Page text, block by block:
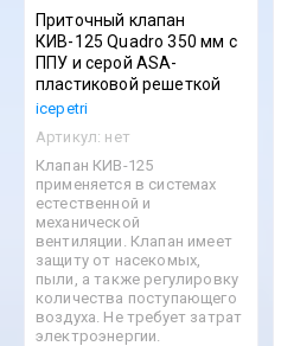
Приточный клапан
КИВ-125 Quadro 350 мм с
ППУ и серой ASA-
пластиковой решеткой
icepetri
Артикул: нет
Клапан КИВ-125
применяется в системах
естественной и
механической
вентиляции. Клапан имеет
защиту от насекомых,
пыли, а также регулировку
количества поступающего
воздуха. Не требует затрат
электроэнергии.